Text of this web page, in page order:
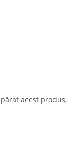
acest produs,